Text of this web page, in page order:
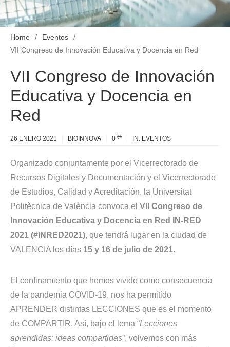
Home
Eventos
VII Congreso de Innovación Educativa y Docencia en Red
VII Congreso de Innovación
Educativa y Docencia en
Red
26 ENERO 2021 BIOINNOVA 0 IN: EVENTOS
Organizado conjuntamente por el Vicerrectorado de
Recursos Digitales y Documentación y el Vicerrectorado
de Estudios, Calidad y Acreditación, la Universitat
Politècnica de València convoca el VII Congreso de
Innovación Educativa y Docencia en Red IN-RED
2021 (#INRED2021), que tendrá lugar en la ciudad de
VALENCIA los días 15 y 16 de julio de 2021.
El confinamiento que hemos vivido como consecuencia
de la pandemia COVID-19, nos ha permitido
APRENDER distintas LECCIONES que es el momento
de COMPARTIR. Así, bajo el lema “Lecciones
aprendidas: ideas compartidas”, volvemos con más